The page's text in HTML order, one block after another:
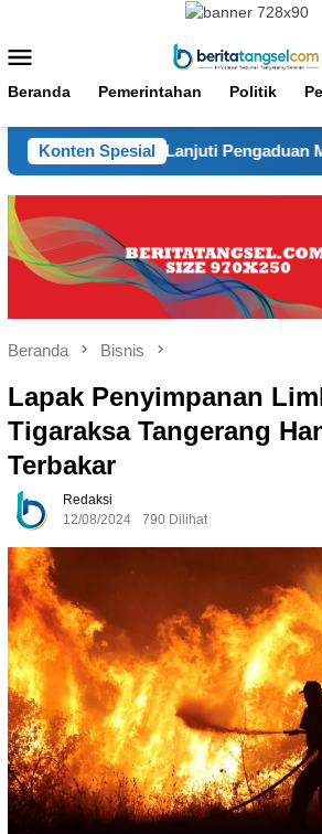
konten
Mobile
Beranda Pemerintahan Politik
Konten Spesial
Tindak Lanjuti Pengaduan
Beranda Bisnis
Lapak Penyimpanan
Tigaraksa Tangerang
Terbakar
Redaksi
12/08/2024
790 Dilihat